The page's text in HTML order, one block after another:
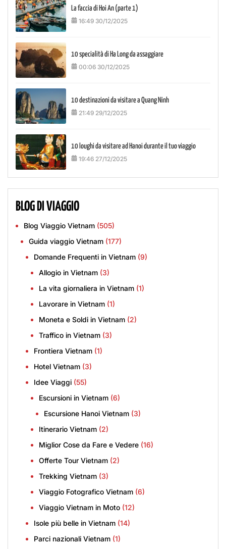
La faccia di Hoi An (parte 1)
16:49 30/12/2025
10 specialità di Ha Long da assaggiare
00:06 30/12/2025
10 destinazioni da visitare a Quang Ninh
21:49 29/12/2025
10 loughi da visitare ad Hanoi durante il tuo viaggio
19:46 27/12/2025
BLOG DI VIAGGIO
Blog Viaggio Vietnam (505)
Guida viaggio Vietnam (177)
Domande Frequenti in Vietnam (9)
Allogio in Vietnam (3)
La vita giornaliera in Vietnam (1)
Lavorare in Vietnam (1)
Moneta e Soldi in Vietnam (2)
Traffico in Vietnam (3)
Frontiera Vietnam (1)
Hotel Vietnam (3)
Idee Viaggi (55)
Escursioni in Vietnam (6)
Escursione Hanoi Vietnam (3)
Itinerario Vietnam (2)
Miglior Cose da Fare e Vedere (16)
Offerte Tour Vietnam (2)
Trekking Vietnam (3)
Viaggio Fotografico Vietnam (6)
Viaggio Vietnam in Moto (12)
Isole più belle in Vietnam (14)
Parci nazionali Vietnam (1)